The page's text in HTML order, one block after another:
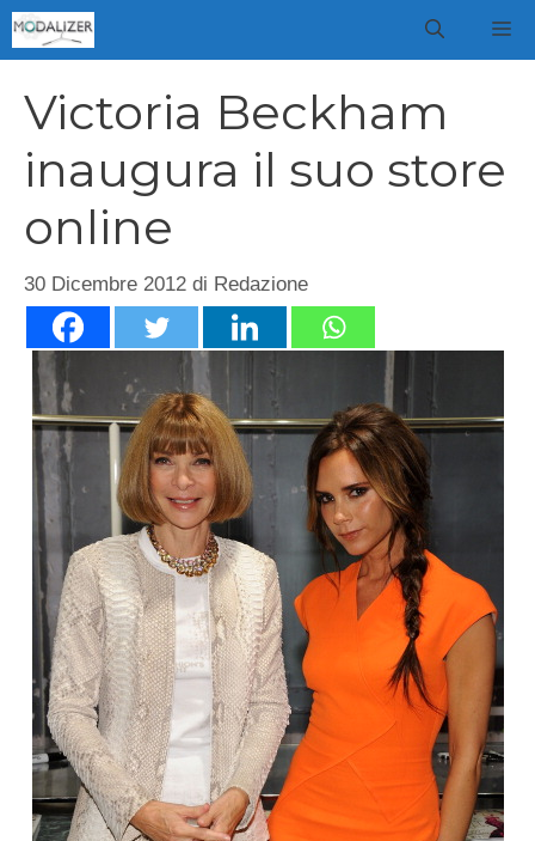
Vai
al
Victoria Beckham
inaugura il suo store
online
30 Dicembre 2012 di Redazione